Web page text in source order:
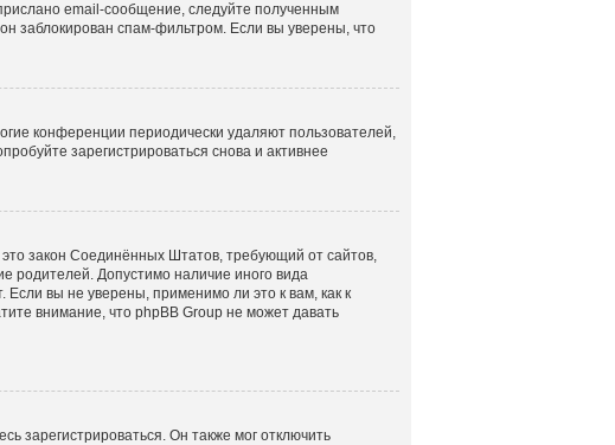
email-сообщение, следуйте полученным
заблокирован спам-фильтром. Если вы уверены, что
конференции периодически удаляют пользователей,
зарегистрироваться снова и активнее
закон Соединённых Штатов, требующий от сайтов,
родителей. Допустимо наличие иного вида
вы не уверены, применимо ли это к вам, как к
внимание, что phpBB Group не может давать
зарегистрироваться. Он также мог отключить